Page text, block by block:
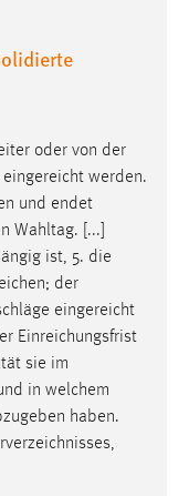
oder von der
eingereicht werden.
und endet
Wahltag. [...]
ist, 5. die
der
eingereicht
Einreichungsfrist
sie im
in welchem
haben.